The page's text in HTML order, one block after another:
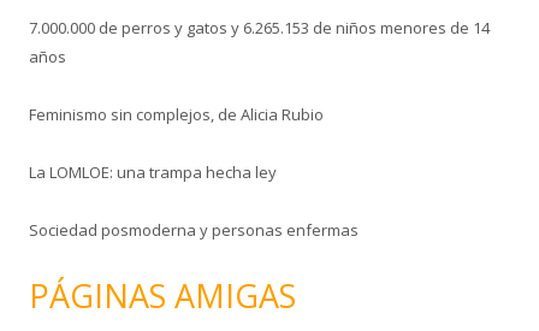
7.000.000 de perros y gatos y 6.265.153 de niños menores de 14
años
Feminismo sin complejos, de Alicia Rubio
La LOMLOE: una trampa hecha ley
Sociedad posmoderna y personas enfermas
PÁGINAS AMIGAS